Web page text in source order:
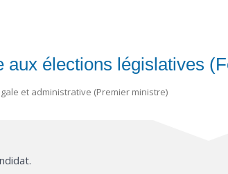
aux élections législatives
et administrative (Premier ministre)